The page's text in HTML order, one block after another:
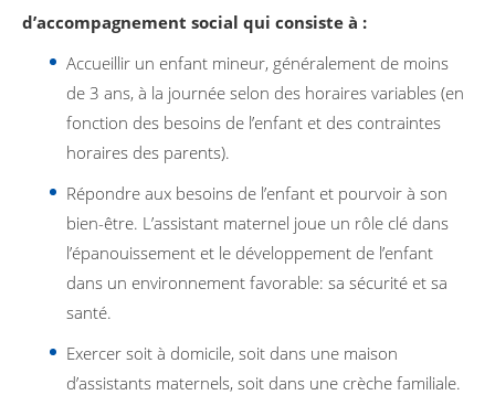
d’accompagnement social qui consiste à :
Accueillir un enfant mineur, généralement de moins
de 3 ans, à la journée selon des horaires variables (en
fonction des besoins de l’enfant et des contraintes
horaires des parents).
Répondre aux besoins de l’enfant et pourvoir à son
bien-être. L’assistant maternel joue un rôle clé dans
l’épanouissement et le développement de l’enfant
dans un environnement favorable: sa sécurité et sa
santé.
Exercer soit à domicile, soit dans une maison
d’assistants maternels, soit dans une crèche familiale.